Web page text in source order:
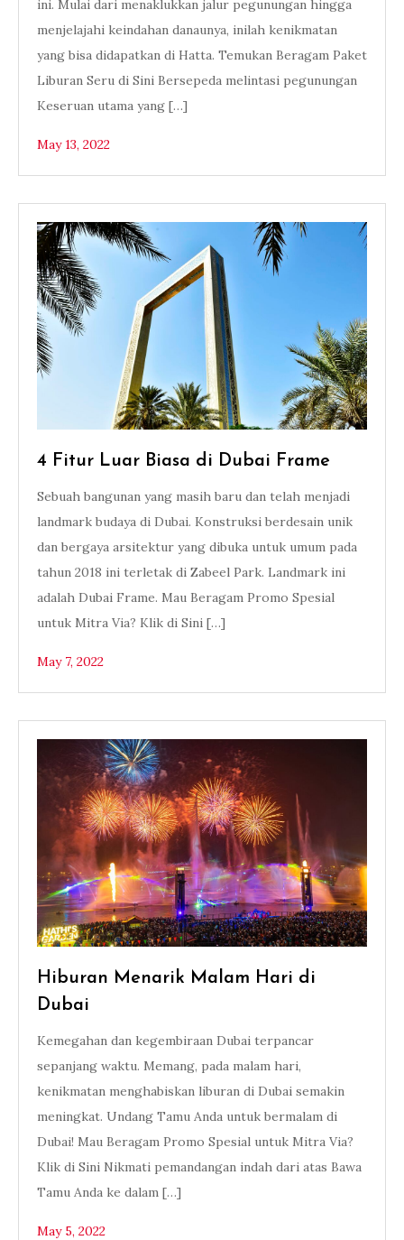
ini. Mulai dari menaklukkan jalur pegunungan hingga
menjelajahi keindahan danaunya, inilah kenikmatan
yang bisa didapatkan di Hatta. Temukan Beragam Paket
Liburan Seru di Sini Bersepeda melintasi pegunungan
Keseruan utama yang […]
May 13, 2022
4 Fitur Luar Biasa di Dubai Frame
Sebuah bangunan yang masih baru dan telah menjadi
landmark budaya di Dubai. Konstruksi berdesain unik
dan bergaya arsitektur yang dibuka untuk umum pada
tahun 2018 ini terletak di Zabeel Park. Landmark ini
adalah Dubai Frame. Mau Beragam Promo Spesial
untuk Mitra Via? Klik di Sini […]
May 7, 2022
Hiburan Menarik Malam Hari di
Dubai
Kemegahan dan kegembiraan Dubai terpancar
sepanjang waktu. Memang, pada malam hari,
kenikmatan menghabiskan liburan di Dubai semakin
meningkat. Undang Tamu Anda untuk bermalam di
Dubai! Mau Beragam Promo Spesial untuk Mitra Via?
Klik di Sini Nikmati pemandangan indah dari atas Bawa
Tamu Anda ke dalam […]
May 5, 2022